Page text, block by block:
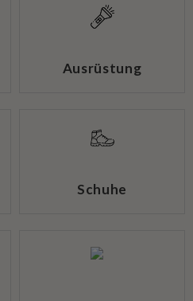
Ausrüstung
Schuhe